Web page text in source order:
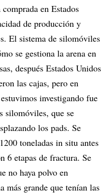
en Estados
de producción y
El sistema de silomóviles
se gestiona la arena en
después Estados Unidos
las cajas, pero en
investigando fue
silomóviles, que se
los pads. Se
toneladas in situ antes
6 etapas de fractura. Se
no haya polvo en
más grande que tenían las